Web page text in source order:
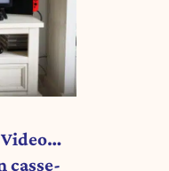
casse-